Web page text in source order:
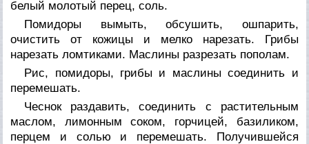
белый молотый перец, соль.
Помидоры вымыть, обсушить, ошпарить,
очистить от кожицы и мелко нарезать. Грибы
нарезать ломтиками. Маслины разрезать пополам.
Рис, помидоры, грибы и маслины соединить и
перемешать.
Чеснок раздавить, соединить с растительным
маслом, лимонным соком, горчицей, базиликом,
перцем и солью и перемешать. Получившейся